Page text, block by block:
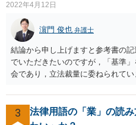
じめに相談したところで依頼しな
ん。
2022年4月12日
濵門 俊也 弁護士
結論から申し上げますと参考書の
でいただきたいのですが，「基準
会であり，立法裁量に委ねられて
て著しく低い基準を設定する」お
で，後の「裁量権」の主体も国会
3
法律用語の「業」の読